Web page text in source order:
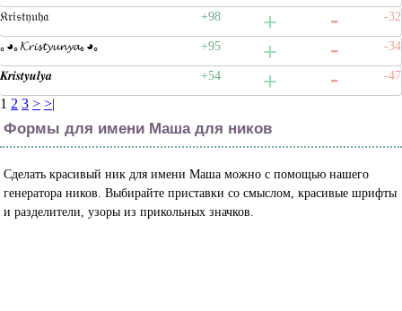
𝔎𝔯𝔦𝔰𝔱𝔶𝔲𝔥𝔞 +98 -32
｡◕｡𝓚𝓻𝓲𝓼𝓽𝔂𝓾𝓷𝔂𝓪｡◕｡ +95 -34
𝑲𝒓𝒊𝒔𝒕𝒚𝒖𝒍𝒚𝒂 +54 -47
1 2 3 > >|
Формы для имени Маша для ников
Сделать красивый ник для имени Маша можно с помощью нашего
генератора ников. Выбирайте приставки со смыслом, красивые шрифты
и разделители, узоры из прикольных значков.